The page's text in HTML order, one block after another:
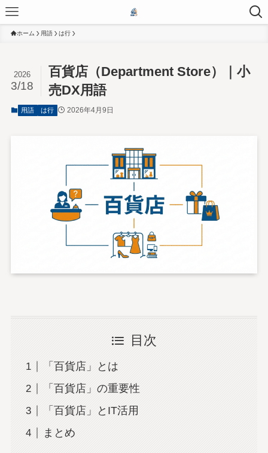
ホーム 用語 は行
百貨店（Department Store）｜小
売DX用語
2026
3/18
用語 は行 2026年4月9日
目次
「百貨店」とは
「百貨店」の重要性
「百貨店」とIT活用
まとめ